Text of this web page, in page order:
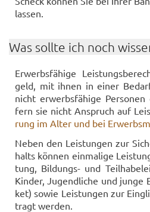
las­sen.
Was soll­te ich noch
Er­werbs­fä­hi­ge
geld, mit ihnen in einer
nicht er­werbs­fä­hi­ge
fern sie nicht An­spruch auf
rung im Alter und bei
Neben den Leis­tun­gen zur
halts kön­nen ein­ma­li­ge
tung, Bildungs-​ und
Kin­der, Ju­gend­li­che und junge
ket) sowie Leis­tun­gen zur
tragt wer­den.